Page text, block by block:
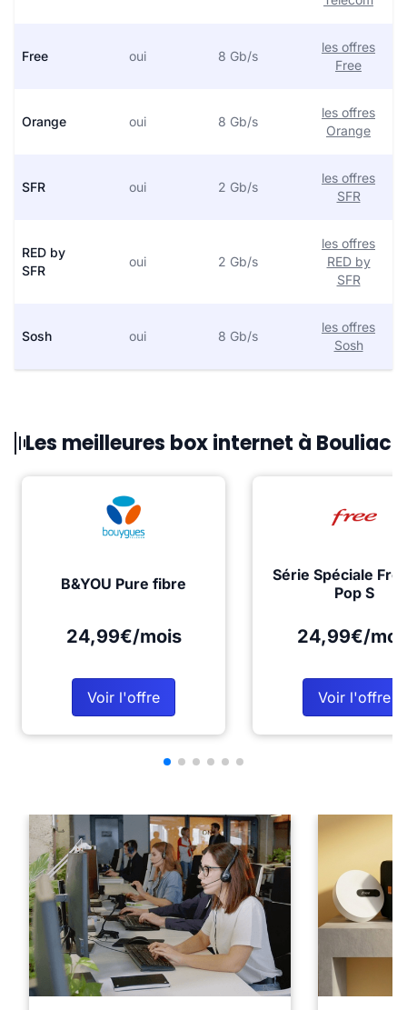
Free oui 8 Gb/s
les offres
Free
Orange oui 8 Gb/s
les offres
Orange
SFR oui 2 Gb/s
les offres
SFR
RED by
SFR
oui 2 Gb/s
les offres
RED by
SFR
Sosh oui 8 Gb/s
les offres
Sosh
Les meilleures box internet à Bouliac
B&YOU Pure fibre
24,99€/mois
Voir l'offre
Série Spéciale
Pop S
24,99€/
Voir l'offre